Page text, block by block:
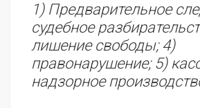
1) Предварительное
судебное
лишение свободы; 4)
правонарушение; 5)
надзорное